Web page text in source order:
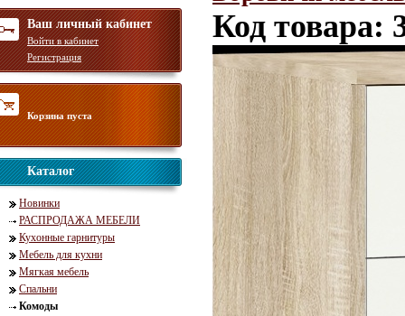
Ваш личный кабинет
Войти в кабинет
Регистрация
Корзина пуста
Каталог
Новинки
РАСПРОДАЖА МЕБЕЛИ
Кухонные гарнитуры
Мебель для кухни
Мягкая мебель
Спальни
Комоды
Код товара: